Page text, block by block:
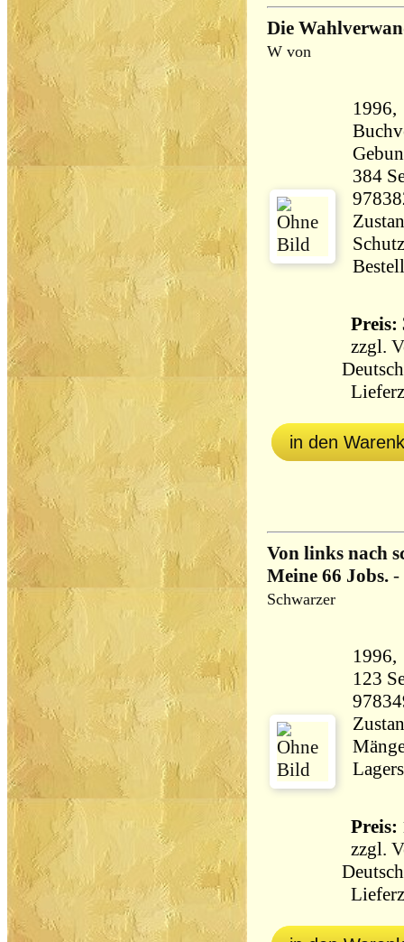
Die
W von
1996,
384 Seiten
Preis:
zzgl.
in den
Von links nach
Meine 66 Jobs. -
Schwarzer
123 Seiten
Preis:
zzgl.